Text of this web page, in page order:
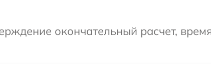
окончательный расчет,